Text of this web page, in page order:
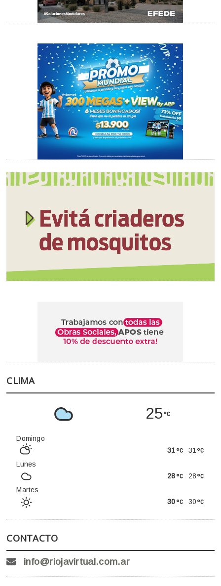
CLIMA
25
Domingo
31
31
Lunes
28
28
Martes
30
30
CONTACTO
info@riojavirtual.com.ar